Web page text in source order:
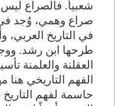
شعبياً. فالصراع ليس
صراع وهمي، وُجد
في التاريخ العربي،
طرحها ابن رشد.
العقلنة والعلمنة
الفهم التاريخي
حاسمة لفهم